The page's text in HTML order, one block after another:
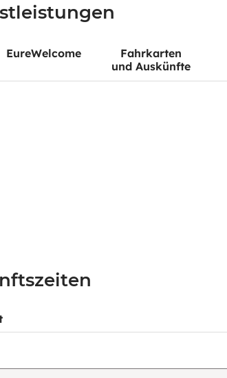
EureWelcome
Fahrkarten
und Auskünfte